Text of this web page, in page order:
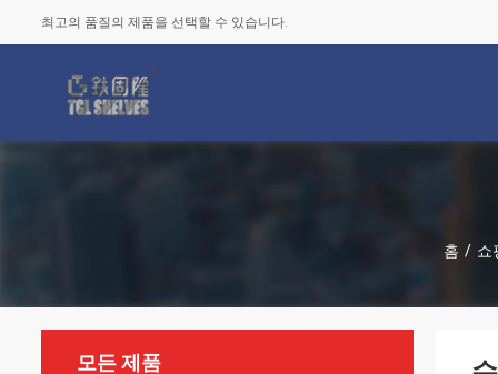
최고의 품질의 제품을 선택할 수 있습니다.
홈 / 쇼
모든 제품